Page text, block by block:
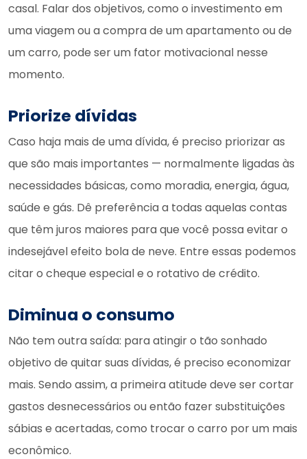
casal. Falar dos objetivos, como o investimento em
uma viagem ou a compra de um apartamento ou de
um carro, pode ser um fator motivacional nesse
momento.
Priorize dívidas
Caso haja mais de uma dívida, é preciso priorizar as
que são mais importantes — normalmente ligadas às
necessidades básicas, como moradia, energia, água,
saúde e gás. Dê preferência a todas aquelas contas
que têm juros maiores para que você possa evitar o
indesejável efeito bola de neve. Entre essas podemos
citar o cheque especial e o rotativo de crédito.
Diminua o consumo
Não tem outra saída: para atingir o tão sonhado
objetivo de quitar suas dívidas, é preciso economizar
mais. Sendo assim, a primeira atitude deve ser cortar
gastos desnecessários ou então fazer substituições
sábias e acertadas, como trocar o carro por um mais
econômico.